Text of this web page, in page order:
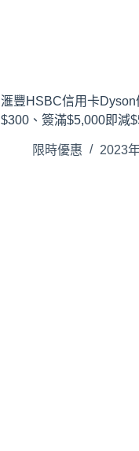
滙豐HSBC信用卡
$300、簽滿$5,000即減
限時優惠 2023